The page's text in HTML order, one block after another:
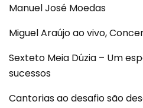
Manuel José Moedas
Miguel Araújo ao vivo,
Sexteto Meia Dúzia – Um
sucessos
Cantorias ao desafio são